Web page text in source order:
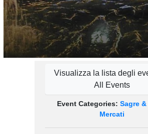
Visualizza la lista degli
All Events
Event Categories: Sagre
Mercati